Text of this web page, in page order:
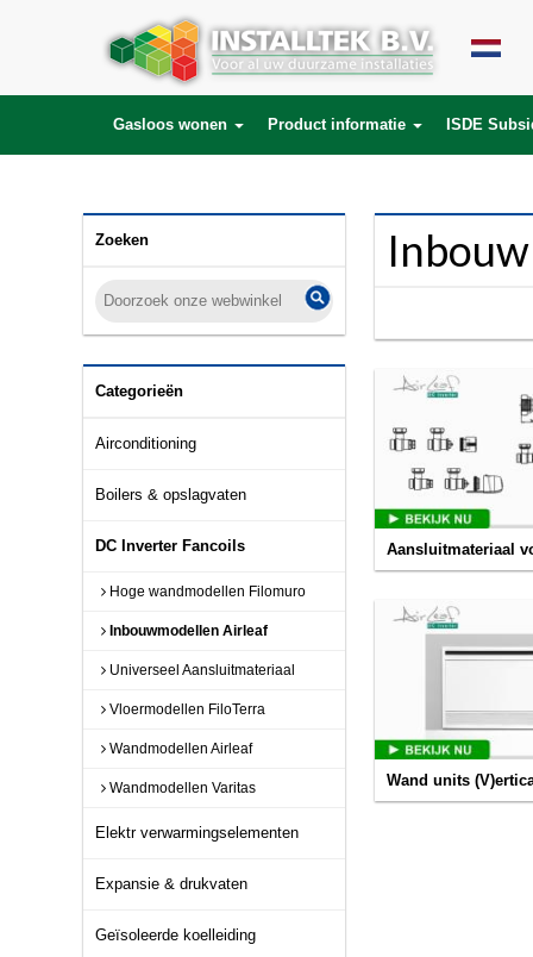
Gasloos wonen Product informatie ISDE
SELECT * FROM products LEFT JOIN product_description ON
product_to_category.product_id) WHERE lang_id='nl' AND
Zoeken
Categorieën
Airconditioning
Boilers & opslagvaten
DC Inverter Fancoils
Hoge wandmodellen Filomuro
Inbouwmodellen Airleaf
Universeel Aansluitmateriaal
Vloermodellen FiloTerra
Wandmodellen Airleaf
Wandmodellen Varitas
Elektr verwarmingselementen
Expansie & drukvaten
Geïsoleerde koelleiding
Aansluitmateriaal
Wand units